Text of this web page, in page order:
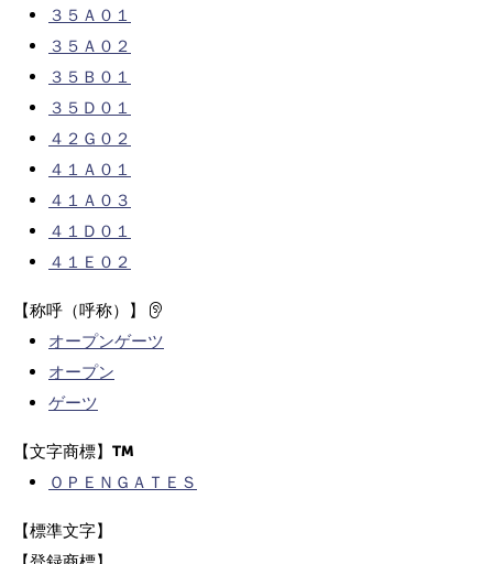
３５Ａ０１
３５Ａ０２
３５Ｂ０１
３５Ｄ０１
４２Ｇ０２
４１Ａ０１
４１Ａ０３
４１Ｄ０１
４１Ｅ０２
【称呼（呼称）】
オープンゲーツ
オープン
ゲーツ
【文字商標】
ＯＰＥＮＧＡＴＥＳ
【標準文字】